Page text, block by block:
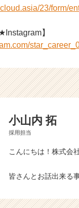
23/form/
】
小山内 拓
採用担当
こんにちは！株式会
皆さんとお話出来る